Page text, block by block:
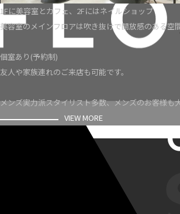
1Fに美容室とカフェ、2Fにはネイルショップ
美容室のメインフロアは吹き抜けで開放感のある空
個室あり(予約制)
友人や家族連れのご来店も可能です。
メンズ実力派スタイリスト多数、メンズのお客様も
VIEW MORE